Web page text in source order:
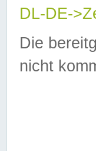
DL-DE-
Die
nicht